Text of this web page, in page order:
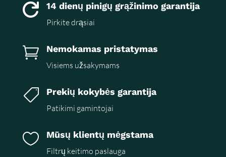
 14 dienų pinigų grąžinimo garantija
Pirkite drąsiai
 Nemokamas pristatymas
Visiems užsakymams
 Prekių kokybės garantija
Patikimi gamintojai
 Mūsų klientų mėgstama
Filtrų keitimo paslauga